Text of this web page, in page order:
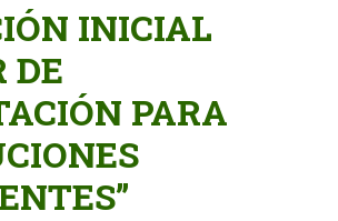
INICIAL
DE
PARA